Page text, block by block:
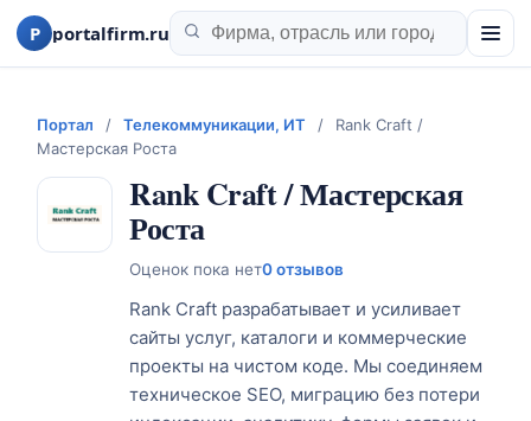
P portalfirm.ru
Портал / Телекоммуникации, ИТ /
Rank Craft /
Мастерская Роста
Rank Craft / Мастерская
Роста
Оценок пока нет0 отзывов
Rank Craft разрабатывает и усиливает
сайты услуг, каталоги и коммерческие
проекты на чистом коде. Мы соединяем
техническое SEO, миграцию без потери